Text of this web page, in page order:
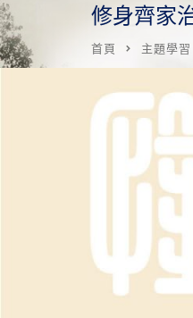
修身齊家
首頁 主題學習